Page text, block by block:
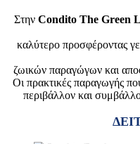
Στην Condito The Green
καλύτερο προσφέροντας
ζωικών παραγώγων και
Οι πρακτικές παραγωγής
περιβάλλον και